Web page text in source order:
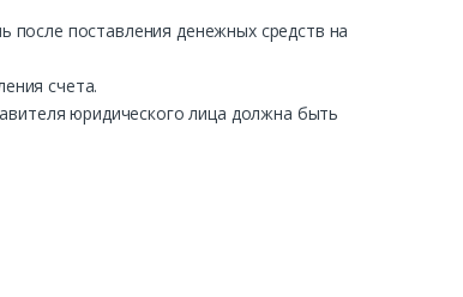
после поставления денежных средств на
счета.
юридического лица должна быть